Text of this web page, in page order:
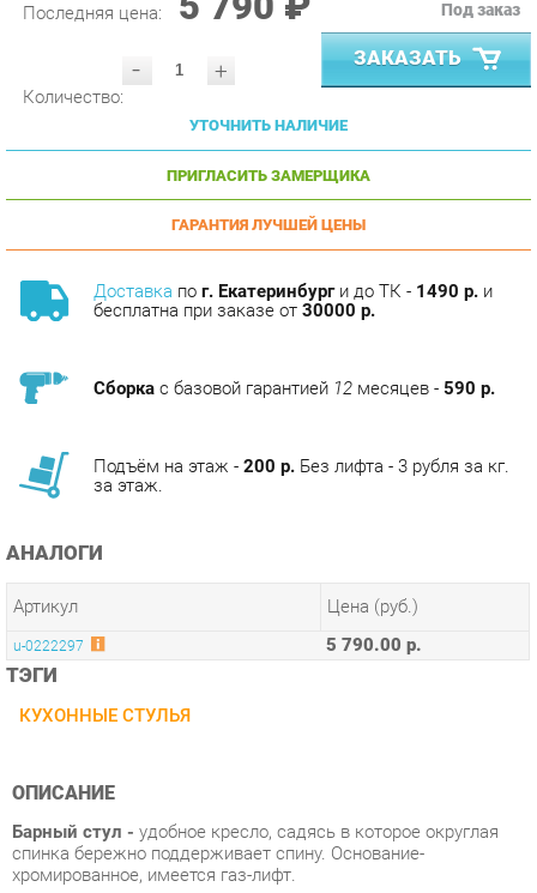
- ЗАКАЗАТЬ
УТОЧНИТЬ НАЛИЧИЕ
ПРИГЛАСИТЬ ЗАМЕРЩИКА
ГАРАНТИЯ ЛУЧШЕЙ ЦЕНЫ
Доставкапог. Екатеринбурги до ТК -1490 р.и
АНАЛОГИ
Артикул
u-0222297 5 790.00 р.
ТЭГИ
КУХОННЫЕ СТУЛЬЯ
ОПИСАНИЕ
спинка бережно поддерживает спину. Основание-
хромированное, имеется газ-лифт.
Примечание:существуют стулья с круглой подножкой, но
так же есть еще полукруглая